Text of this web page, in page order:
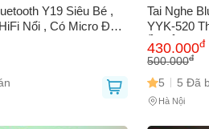
Y19 Siêu Bé ,
Nổi , Có Micro Đàm
Thị Màn Hình Kỹ Thuật
Tai Nghe
YYK-520
Ồn, Âm
Pin Trâu,
430.000đ
500.000đ
5 5 Đã
Hà Nội